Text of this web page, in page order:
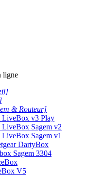
ligne
& Routeur]
LiveBox v3 Play
LiveBox Sagem v2
LiveBox Sagem v1
DartyBox
Sagem 3304
V5